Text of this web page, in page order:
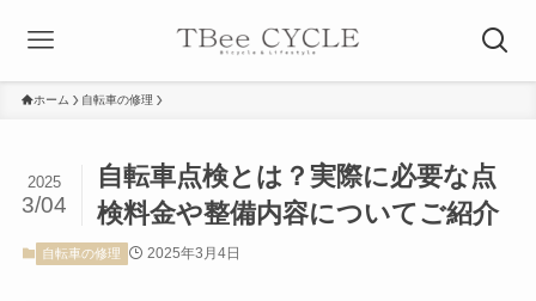
ホーム 自転車の修理
自転車点検とは？実際に必要な点
検料金や整備内容についてご紹介
2025
3/04
自転車の修理 2025年3月4日